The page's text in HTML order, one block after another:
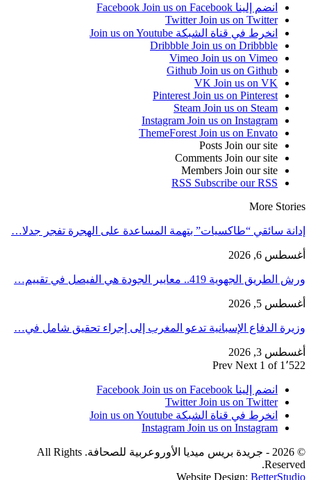
انضم إلينا Facebook Join us on Facebook
Twitter Join us on Twitter
انخرط في قناة الشبكة Join us on Youtube
Dribbble Join us on Dribbble
Vimeo Join us on Vimeo
Github Join us on Github
VK Join us on VK
Pinterest Join us on Pinterest
Steam Join us on Steam
Instagram Join us on Instagram
ThemeForest Join us on Envato
Posts Join our site
Comments Join our site
Members Join our site
RSS Subscribe our RSS
More Stories
إدانة سائقي “طاكسيات” بتهمة المساعدة على الهجرة تفجر جدلا…
أغسطس 6, 2026
ورش الطريق الجهوية 419.. معايير الجودة هي الفيصل في تقييم…
أغسطس 5, 2026
وزيرة الدفاع الإسبانية تدعو المغرب إلى إجراء تحقيق شامل في…
أغسطس 3, 2026
Prev Next 1 of 1٬522
انضم إلينا Facebook Join us on Facebook
Twitter Join us on Twitter
انخرط في قناة الشبكة Join us on Youtube
Instagram Join us on Instagram
© 2026 - جريدة بريس ميديا الأوروعربية للصحافة. All Rights
Reserved.
Website Design: BetterStudio